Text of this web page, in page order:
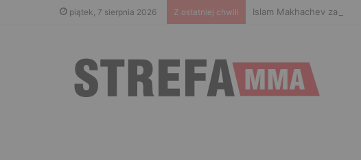
piątek, 7 sierpnia 2026 Z ostatniej chwili Islam Makhachev